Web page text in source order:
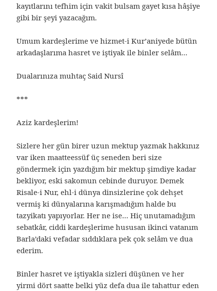
kayıtlarını tefhim için vakit bulsam gayet kısa hâşiye
gibi bir şeyi yazacağım.
Umum kardeşlerime ve hizmet-i Kur’aniyede bütün
arkadaşlarıma hasret ve iştiyak ile binler selâm…
Dualarınıza muhtaç Said Nursî
***
Aziz kardeşlerim!
Sizlere her gün birer uzun mektup yazmak hakkınız
var iken maatteessüf üç seneden beri size
göndermek için yazdığım bir mektup şimdiye kadar
bekliyor, eski sakomun cebinde duruyor. Demek
Risale-i Nur, ehl-i dünya dinsizlerine çok dehşet
vermiş ki dünyalarına karışmadığım halde bu
tazyikatı yapıyorlar. Her ne ise… Hiç unutamadığım
sebatkâr, ciddi kardeşlerime hususan ikinci vatanım
Barla’daki vefadar sıddıklara pek çok selâm ve dua
ederim.
Binler hasret ve iştiyakla sizleri düşünen ve her
yirmi dört saatte belki yüz defa dua ile tahattur eden